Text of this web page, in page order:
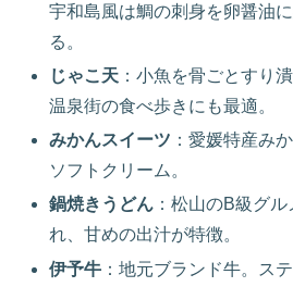
宇和島風は鯛の刺身を卵醤油
る。
じゃこ天 ：小魚を骨ごとすり
温泉街の食べ歩きにも最適。
みかんスイーツ ：愛媛特産み
ソフトクリーム。
鍋焼きうどん ：松山のB級グ
れ、甘めの出汁が特徴。
伊予牛 ：地元ブランド牛。ス